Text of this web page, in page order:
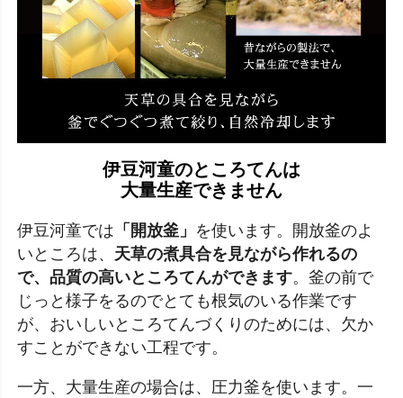
伊豆河童のところてんは
大量生産できません
伊豆河童では 「開放釜」 を使います。開放釜のよ
いところは、 天草の煮具合を見ながら作れるの
で、品質の高いところてんができます。釜の前で
じっと様子をるのでとても根気のいる作業です
が、おいしいところてんづくりのためには、欠か
すことができない工程です。
一方、大量生産の場合は、圧力釜を使います。一